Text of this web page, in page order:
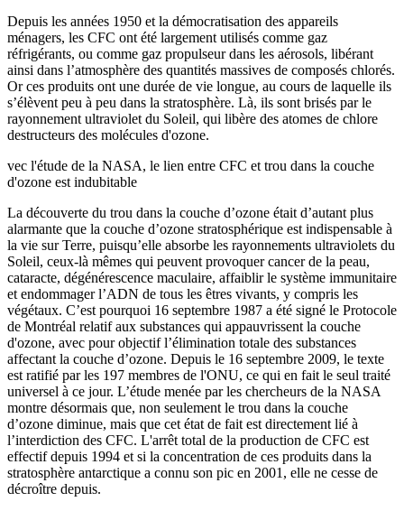
Depuis les années 1950 et la démocratisation des appareils
ménagers, les CFC ont été largement utilisés comme gaz
réfrigérants, ou comme gaz propulseur dans les aérosols, libérant
ainsi dans l’atmosphère des quantités massives de composés chlorés.
Or ces produits ont une durée de vie longue, au cours de laquelle ils
s’élèvent peu à peu dans la stratosphère. Là, ils sont brisés par le
rayonnement ultraviolet du Soleil, qui libère des atomes de chlore
destructeurs des molécules d'ozone.
vec l'étude de la NASA, le lien entre CFC et trou dans la couche
d'ozone est indubitable
La découverte du trou dans la couche d’ozone était d’autant plus
alarmante que la couche d’ozone stratosphérique est indispensable à
la vie sur Terre, puisqu’elle absorbe les rayonnements ultraviolets du
Soleil, ceux-là mêmes qui peuvent provoquer cancer de la peau,
cataracte, dégénérescence maculaire, affaiblir le système immunitaire
et endommager l’ADN de tous les êtres vivants, y compris les
végétaux. C’est pourquoi 16 septembre 1987 a été signé le Protocole
de Montréal relatif aux substances qui appauvrissent la couche
d'ozone, avec pour objectif l’élimination totale des substances
affectant la couche d’ozone. Depuis le 16 septembre 2009, le texte
est ratifié par les 197 membres de l'ONU, ce qui en fait le seul traité
universel à ce jour. L’étude menée par les chercheurs de la NASA
montre désormais que, non seulement le trou dans la couche
d’ozone diminue, mais que cet état de fait est directement lié à
l’interdiction des CFC. L'arrêt total de la production de CFC est
effectif depuis 1994 et si la concentration de ces produits dans la
stratosphère antarctique a connu son pic en 2001, elle ne cesse de
décroître depuis.